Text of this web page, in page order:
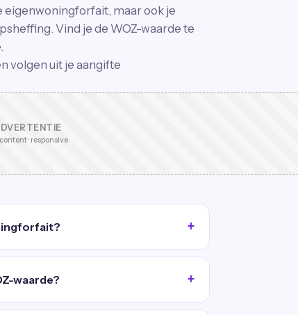
eigenwoningforfait, maar ook je
Vind je de WOZ-waarde te
volgen uit je aangifte
· responsive
waarde?